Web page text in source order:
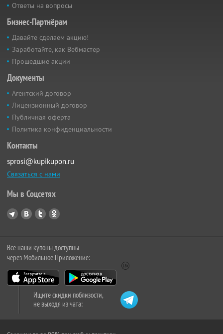
Ответы на вопросы
Бизнес-Партнёрам
Давайте сделаем акцию!
Заработайте, как Вебмастер
Прошедшие акции
Документы
Агентский договор
Лицензионный договор
Публичная оферта
Политика конфиденциальности
Контакты
sprosi@kupikupon.ru
Связаться с нами
Мы в Соцсетях
Все наши купоны доступны
через Мобильное Приложение:
Ищите скидки поблизости,
не выходя из чата: